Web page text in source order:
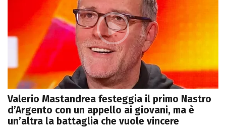
Valerio Mastandrea festeggia il primo Nastro
d’Argento con un appello ai giovani, ma è
un’altra la battaglia che vuole vincere